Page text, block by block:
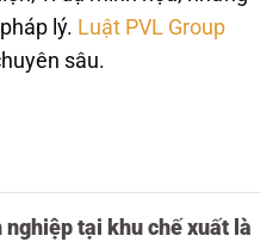
lý. Luật PVL Group
sâu.
tại khu chế xuất là